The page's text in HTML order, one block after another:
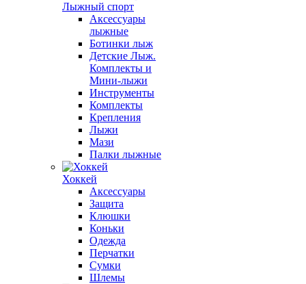
Лыжный спорт
Аксессуары
лыжные
Ботинки лыж
Детские Лыж.
Комплекты и
Мини-лыжи
Инструменты
Комплекты
Крепления
Лыжи
Мази
Палки лыжные
Хоккей
Аксессуары
Защита
Клюшки
Коньки
Одежда
Перчатки
Сумки
Шлемы